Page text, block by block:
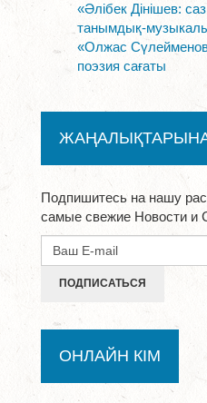
«Әлібек Дінішев: саз
танымдық-
«Олжас
поэзия сағаты
Подпишитесь на нашу
самые свежие Новости и
ПОДПИСАТЬСЯ
ОНЛАЙН КІМ